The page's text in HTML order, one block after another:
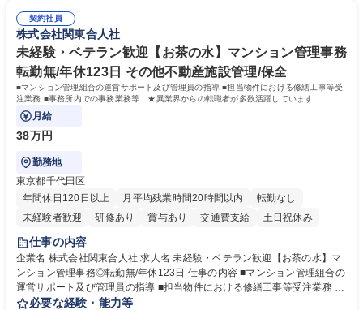
生に関する業務等■健康診断、産業医面談、休職・復職手続き等の労務サ
ポート■社内ルールの運用・各種社内案内■その他、拠点運営に関わる管理
部門業務 募集職種 【大阪/総務・人事（労務）担当者】3Dプリンター事
業/NTTデータG/年休129日
アが磨けます。 ◎NTTデータグループであり福利厚生は充実しているとと
もに、働き方改革も推進しています。 学歴・資格 学歴：大学院 大学 高専
短大 専修学校 語学力： 資格：
契約社員
株式会社関東合人社
未経験・ベテラン歓迎【お茶の水】マンション管理事務
転勤無/年休123日 その他不動産施設管理/保全
■マンション管理組合の運営サポート及び管理員の指導 ■担当物件における修繕工事等受
注業務 ■事務所内での事務業務等 ★異業界からの転職者が多数活躍しています
月給
38万円
勤務地
東京都千代田区
年間休日120日以上
月平均残業時間20時間以内
転勤なし
未経験者歓迎
研修あり 賞与あり 交通費支給 土日祝休み
仕事の内容
企業名 株式会社関東合人社 求人名 未経験・ベテラン歓迎【お茶の水】マ
ンション管理事務◎転勤無/年休123日 仕事の内容 ■マンション管理組合の
運営サポート及び管理員の指導 ■担当物件における修繕工事等受注業務 ■
事務所内での事務業務等 ★異業界からの転職者が多数活躍しています
必要な経験・能力等